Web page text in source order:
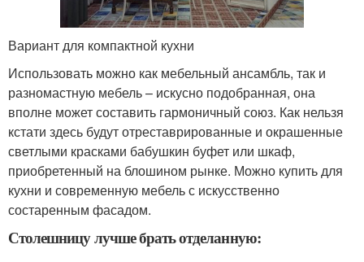
Вариант для компактной кухни
Использовать можно как мебельный ансамбль, так и
разномастную мебель – искусно подобранная, она
вполне может составить гармоничный союз. Как нельзя
кстати здесь будут отреставрированные и окрашенные
светлыми красками бабушкин буфет или шкаф,
приобретенный на блошином рынке. Можно купить для
кухни и современную мебель с искусственно
состаренным фасадом.
Столешницу лучше брать отделанную: